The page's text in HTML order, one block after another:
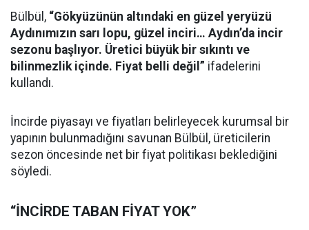
Bülbül, “Gökyüzünün altındaki en güzel yeryüzü
Aydınımızın sarı lopu, güzel inciri… Aydın’da incir
sezonu başlıyor. Üretici büyük bir sıkıntı ve
bilinmezlik içinde. Fiyat belli değil” ifadelerini
kullandı.
İncirde piyasayı ve fiyatları belirleyecek kurumsal bir
yapının bulunmadığını savunan Bülbül, üreticilerin
sezon öncesinde net bir fiyat politikası beklediğini
söyledi.
“İNCİRDE TABAN FİYAT YOK”